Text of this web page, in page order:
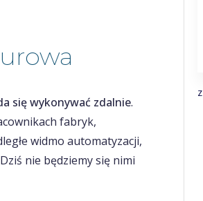
się wykonywać zdalnie.
fabryk,
widmo automatyzacji,
nie będziemy się nimi